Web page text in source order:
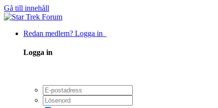
Gå till innehåll
Redan medlem? Logga in
Logga in